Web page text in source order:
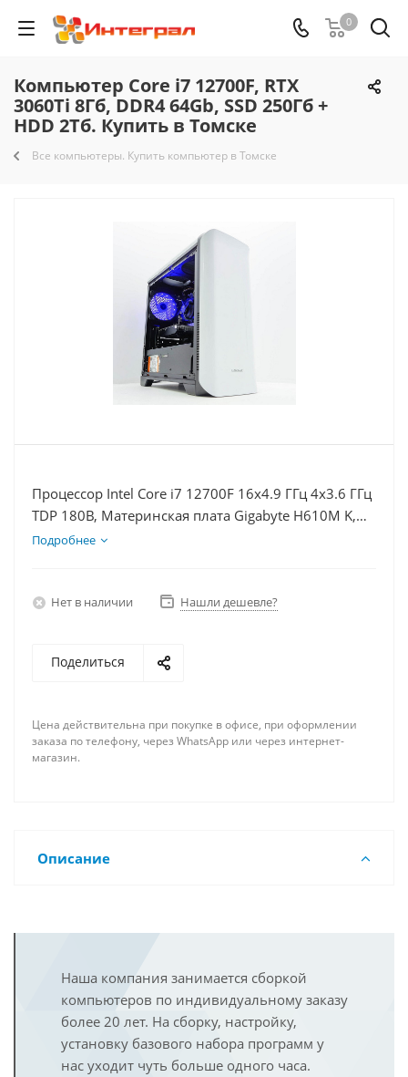
0
Компьютер Core i7 12700F, RTX
3060Ti 8Гб, DDR4 64Gb, SSD 250Гб +
HDD 2Тб. Купить в Томске
Все компьютеры. Купить компьютер в Томске
Процессор Intel Core i7 12700F 16x4.9 ГГц 4x3.6 ГГц
TDP 180В, Материнская плата Gigabyte H610M K,
Видеокарта RTX 3060Ti 8Гб, Память DDR4 64Gb,
Подробнее
Нет в наличии Нашли дешевле?
Поделиться
Цена действительна при покупке в офисе, при оформлении
заказа по телефону, через WhatsApp или через интернет-
магазин.
Описание
Наша компания занимается сборкой
компьютеров по индивидуальному заказу
более 20 лет. На сборку, настройку,
установку базового набора программ у
нас уходит чуть больше одного часа.